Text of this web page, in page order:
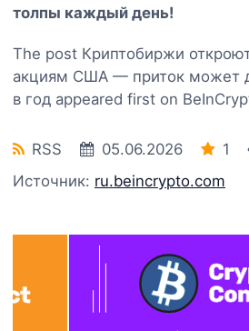
толпы каждый день!
The post Криптобиржи
акциям США — приток может
в год appeared first on
RSS 05.06.2026 1
Источник: ru.beincrypto.com